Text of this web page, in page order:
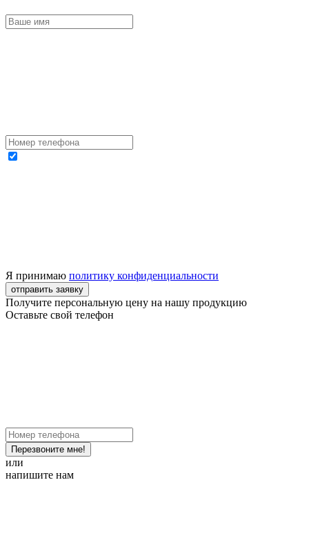
Я принимаю политику конфиденциальности
отправить заявку
Получите персональную цену на нашу продукцию
Оставьте свой телефон
Перезвоните мне!
или
напишите нам